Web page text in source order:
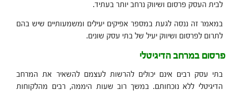
לבית העסק פרסום ושיווק נרחב יותר בעתיד.
במאמר זה ננסה לגעת במספר אפיקים יעילים ומשמעותיים שיש בהם
לתרום לפרסום ושיווק יעיל של בתי עסק שונים.
פרסום במרחב הדיגיטלי
בתי עסק רבים אינם יכולים להרשות לעצמם להשאיר את המרחב
הדיגיטלי ללא נוכחותם. במשך רוב שעות היממה, רבים מהלקוחות